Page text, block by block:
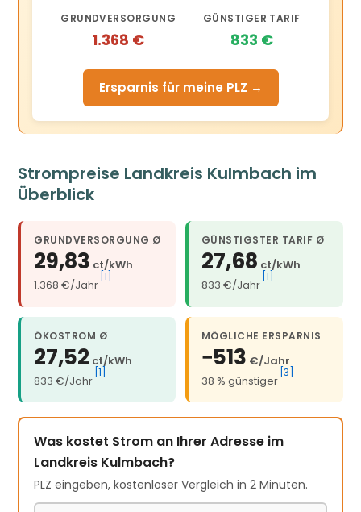
GRUNDVERSORGUNG
1.368 €
GÜNSTIGER TARIF
833 €
Ersparnis für meine PLZ →
Strompreise Landkreis Kulmbach im
Überblick
GRUNDVERSORGUNG Ø
29,83 ct/kWh
1.368 €/Jahr
[1]
GÜNSTIGSTER TARIF Ø
27,68 ct/kWh
833 €/Jahr
[1]
ÖKOSTROM Ø
27,52 ct/kWh
833 €/Jahr
[1]
MÖGLICHE ERSPARNIS
−513 €/Jahr
38 % günstiger
[3]
Was kostet Strom an Ihrer Adresse im
Landkreis Kulmbach?
PLZ eingeben, kostenloser Vergleich in 2 Minuten.